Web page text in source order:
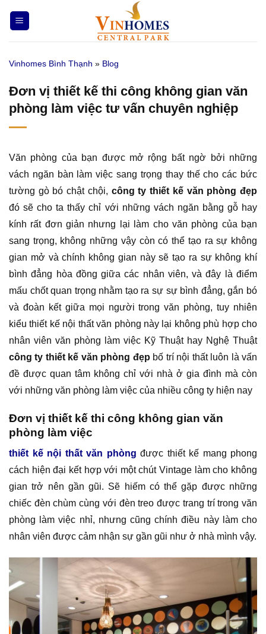
qua
nội
Vinhomes Bình Thạnh » Blog
Đơn vị thiết kế thi công không gian văn
phòng làm việc tư vấn chuyên nghiệp
Văn phòng của bạn được mở rộng bất ngờ bởi những
vách ngăn bàn làm việc sang trọng thay thế cho các bức
tường gò bó chật chội, công ty thiết kế văn phòng đẹp
đó sẽ cho ta thấy chỉ với những vách ngăn bằng gỗ hay
kính rất đơn giản nhưng lại làm cho văn phòng của bạn
sang trọng, không những vậy còn có thể tạo ra sự không
gian mở và chính không gian này sẽ tạo ra sự không khí
bình đẳng hòa đồng giữa các nhân viên, và đây là điểm
mấu chốt quan trọng nhằm tạo ra sự sự bình đẳng, gắn bó
và đoàn kết giữa mọi người trong văn phòng, tuy nhiên
kiểu thiết kế nội thất văn phòng này lại không phù hợp cho
nhân viên văn phòng làm việc Kỹ Thuật hay Nghệ Thuật
công ty thiết kế văn phòng đẹp bố trí nội thất luôn là vấn
đề được quan tâm không chỉ với nhà ở gia đình mà còn
với những văn phòng làm việc của nhiều công ty hiện nay
Đơn vị thiết kế thi công không gian văn
phòng làm việc
thiết kế nội thất văn phòng được thiết kế mang phong
cách hiện đại kết hợp với một chút Vintage làm cho không
gian trở nên gần gũi. Sẽ hiếm có thể gặp được những
chiếc đèn chùm cùng với đèn treo được trang trí trong văn
phòng làm việc nhỉ, nhưng cũng chính điều này làm cho
nhân viên được cảm nhận sự gần gũi như ở nhà mình vậy.